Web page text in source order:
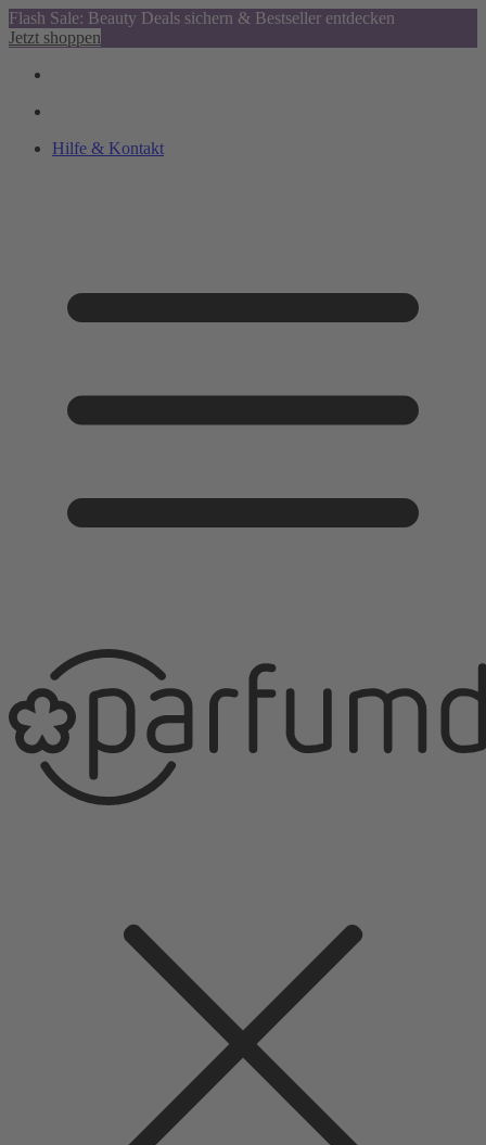
Flash Sale: Beauty Deals sichern & Bestseller entdecken
Jetzt shoppen
Hilfe & Kontakt